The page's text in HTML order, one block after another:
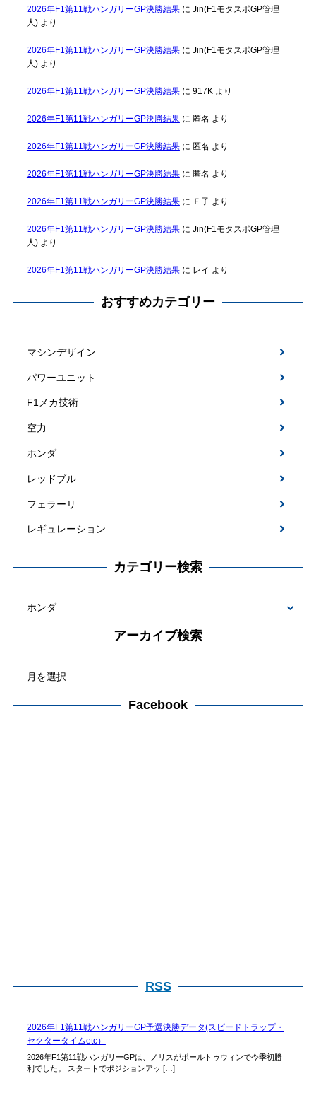
2026年F1第11戦ハンガリーGP決勝結果に Jin(F1モタスポGP管理
人)より
2026年F1第11戦ハンガリーGP決勝結果に Jin(F1モタスポGP管理
人)より
2026年F1第11戦ハンガリーGP決勝結果に 917Kより
2026年F1第11戦ハンガリーGP決勝結果に 匿名 より
2026年F1第11戦ハンガリーGP決勝結果に 匿名 より
2026年F1第11戦ハンガリーGP決勝結果に 匿名 より
2026年F1第11戦ハンガリーGP決勝結果に Ｆ子より
2026年F1第11戦ハンガリーGP決勝結果に Jin(F1モタスポGP管理
人)より
2026年F1第11戦ハンガリーGP決勝結果に レイ より
おすすめカテゴリー
マシンデザイン
パワーユニット
F1メカ技術
空力
ホンダ
レッドブル
フェラーリ
レギュレーション
カテゴリー検索
テ
検
アーカイブ検索
カ
Facebook
RSS
2026年F1第11戦ハンガリーGP予選決勝データ(スピードトラップ・
セクタータイムetc）
2026年F1第11戦ハンガリーGPは、ノリスがポールトゥウィンで今季初勝
利でした。 スタートでポジションアッ […]